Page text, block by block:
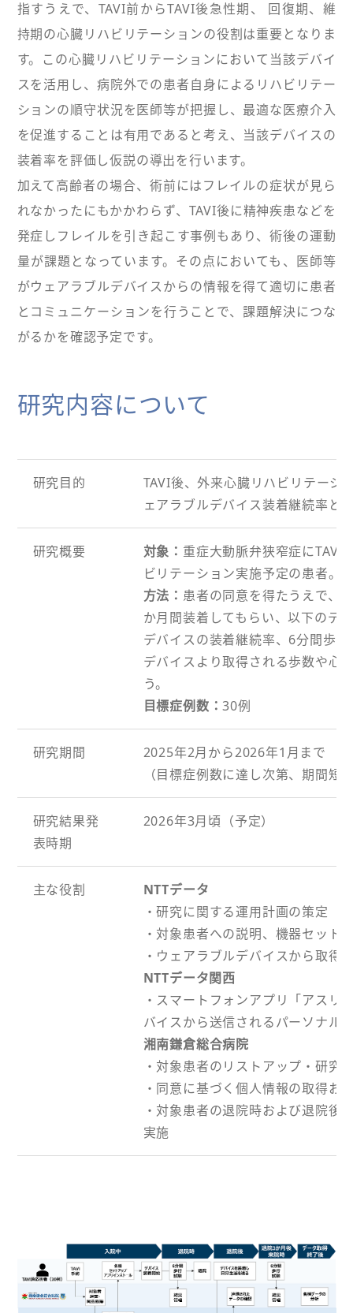
指すうえで、TAVI前からTAVI後急性期、 回復期、維
持期の心臓リハビリテーションの役割は重要となりま
す。この心臓リハビリテーションにおいて当該デバイ
スを活用し、病院外での患者自身によるリハビリテー
ションの順守状況を医師等が把握し、最適な医療介入
を促進することは有用であると考え、当該デバイスの
装着率を評価し仮説の導出を行います。
加えて高齢者の場合、術前にはフレイルの症状が見ら
れなかったにもかかわらず、TAVI後に精神疾患などを
発症しフレイルを引き起こす事例もあり、術後の運動
量が課題となっています。その点においても、医師等
がウェアラブルデバイスからの情報を得て適切に患者
とコミュニケーションを行うことで、課題解決につな
がるかを確認予定です。
研究内容について
研究目的
TAVI後、外来心臓リハビリテーシ
ェアラブルデバイス装着継続率と
研究概要 対象： 重症大動脈弁狭窄症にTAVI
ビリテーション実施予定の患者。
方法： 患者の同意を得たうえで、
か月間装着してもらい、以下のデ
デバイスの装着継続率、6分間歩
デバイスより取得される歩数や心
う。
目標症例数：30例
研究期間
2025年2月から2026年1月まで
（目標症例数に達し次第、期間短
研究結果発
表時期
2026年3月頃（予定）
主な役割
NTTデータ
・研究に関する運用計画の策定
・対象患者への説明、機器セット
・ウェアラブルデバイスから取得
NTTデータ関西
・スマートフォンアプリ「アスリ
バイスから送信されるパーソナル
湘南鎌倉総合病院
・対象患者のリストアップ・研究
・同意に基づく個人情報の取得お
・対象患者の退院時および退院後
実施